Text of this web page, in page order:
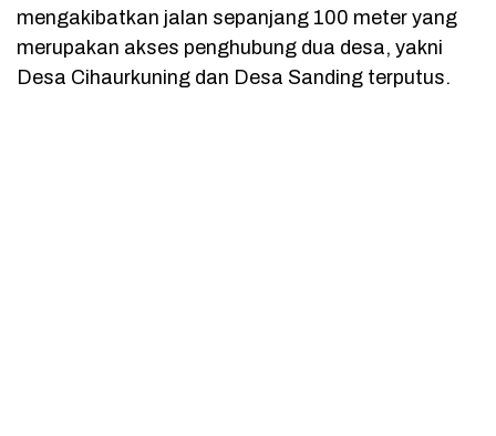
mengakibatkan jalan sepanjang 100 meter yang
merupakan akses penghubung dua desa, yakni
Desa Cihaurkuning dan Desa Sanding terputus.